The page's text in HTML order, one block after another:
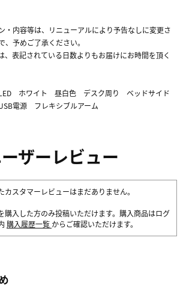
・内容等は、リニューアルにより予告なしに変更さ
予めご了承ください。
表記されている日数よりもお届けにお時間を頂く
ホワイト 昼白色 デスク周り ベッドサイド
電源 フレキシブルアーム
ザーレビュー
カスタマーレビューはまだありません。
購入した方のみ投稿いただけます。購入商品はログ
購入履歴一覧 からご確認いただけます。